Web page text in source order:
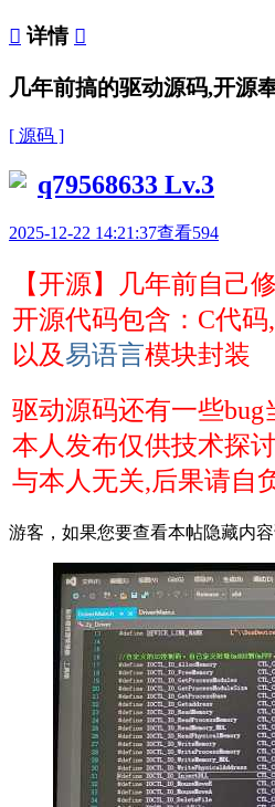
 详情 
几年前搞的驱动源码,开源
[ 源码 ]
q79568633 Lv.3
2025-12-22 14:21:37查看594
【开源】几年前自己
开源代码包含：C代码,
以及易语言模块封装
驱动源码还有一些bug
本人发布仅供技术探
与本人无关,后果请自
游客，如果您要查看本帖隐藏内